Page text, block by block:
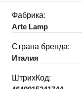
Фабрика:
Arte Lamp
Страна бренда:
Италия
ШтрихКод: